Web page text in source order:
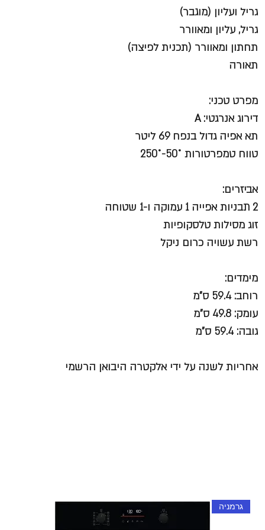
גריל ועליון (מוגבר)
גריל, עליון ומאוורר
תחתון ומאוורר (תכנית לפיצה)
תאורה
מפרט טכני:​​​
דירוג אנרגטי: A
תא אפיה גדול בנפח 69 ליטר
טווח טמפרטורות ˚50-˚250
אביזרים:
2 תבניות אפייה 1 עמוקה ו-1 שטוחה
זוג מסילות טלסקופיות
רשת עשויה כרום ניקל
מימדים:
רוחב: 59.4 ס"מ
עומק: 49.8 ס"מ
גובה: 59.4 ס"מ
אחריות לשנה על ידי אלקטרה היבואן הרשמי
גרמניה